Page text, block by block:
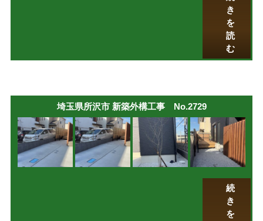
き
を
読
む
埼玉県所沢市 新築外構工事 No.2729
続
き
を